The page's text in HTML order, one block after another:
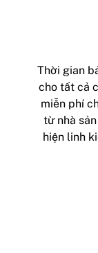
Thời gian
cho tất cả
miễn phí
từ nhà
hiện linh